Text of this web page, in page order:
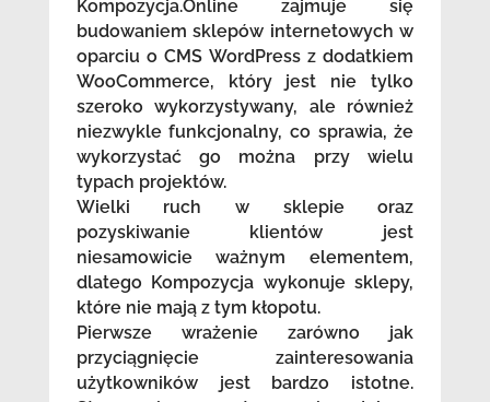
Kompozycja.Online zajmuje się
budowaniem sklepów internetowych w
oparciu o CMS WordPress z dodatkiem
WooCommerce, który jest nie tylko
szeroko wykorzystywany, ale również
niezwykle funkcjonalny, co sprawia, że
wykorzystać go można przy wielu
typach projektów.
Wielki ruch w sklepie oraz
pozyskiwanie klientów jest
niesamowicie ważnym elementem,
dlatego Kompozycja wykonuje sklepy,
które nie mają z tym kłopotu.
Pierwsze wrażenie zarówno jak
przyciągnięcie zainteresowania
użytkowników jest bardzo istotne.